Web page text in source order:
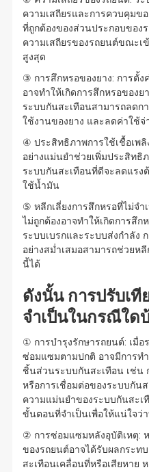
ความเสถียรและการควบคุมข
ที่ถูกต้องของส่วนประกอบของ
ความเสถียรของรถยนต์ขณะเ
สูงสุด
③ การสึกหรอของยาง: การตั้
อาจทำให้เกิดการสึกหรอของย
ระบบกันสะเทือนสามารถลดก
ใช้งานของยาง และลดค่าใช้จ่
④ ประสิทธิภาพการใช้เชื้อเพ
อย่างแม่นยำช่วยเพิ่มประสิทธิ
ระบบกันสะเทือนที่ดีจะลดแรง
ใช้น้ำมัน
⑤ หลีกเลี่ยงการสึกหรอที่ไม่จ
ไม่ถูกต้องอาจทำให้เกิดการสึ
ระบบเบรกและระบบส่งกำลัง
อย่างสม่ำเสมอสามารถช่วยห
นี้ได้
ดังนั้น การปรับเที
จำเป็นในกรณีใด
① การบำรุงรักษารถยนต์: เมื่อ
ซ่อมแซมตามปกติ อาจมีการท
ชิ้นส่วนระบบกันสะเทือน เช่น
หรือการเชื่อมต่อของระบบกัน
ความแม่นยำของระบบกันสะเ
ขั้นตอนที่จำเป็นเพื่อให้แน่ใจว่
② การซ่อมแซมหลังอุบัติเหตุ:
ของรถยนต์อาจได้รับผลกระ
สะเทือนเคลื่อนที่หรือเสียหาย